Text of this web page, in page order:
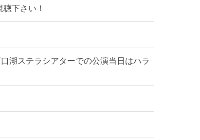
下さい！
湖ステラシアターでの公演当日はハラ